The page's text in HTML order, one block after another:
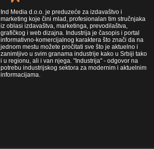
Ind Media d.o.o. je preduzeće za izdavaštvo i
marketing koje čini mlad, profesionalan tim stručnjaka
iz oblasi izdavaštva, marketinga, prevodilaštva,
grafičkog i web dizajna. Industrija je časopis i portal
informativno-komercijalnog karaktera što znači da na
jednom mestu možete pročitati sve što je aktuelno i
zanimljivo u svim granama industrije kako u Srbiji tako
i u regionu, ali i van njega. "Industrija" - odgovor na
potrebu industrijskog sektora za modernim i aktuelnim
informacijama.